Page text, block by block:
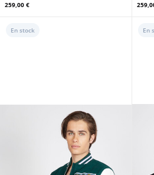
259,00 €
En stock En